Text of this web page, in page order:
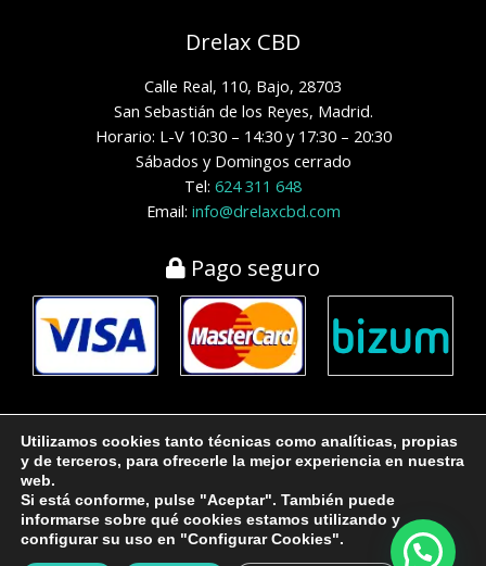
Drelax CBD
Calle Real, 110, Bajo, 28703
San Sebastián de los Reyes, Madrid.
Horario: L-V 10:30 – 14:30 y 17:30 – 20:30
Sábados y Domingos cerrado
Tel: 624 311 648
Email: info@drelaxcbd.com
Pago seguro
Copyright © 2026 | Drelax CBD | Design bySismit
Utilizamos cookies tanto técnicas como analíticas, propias
y de terceros, para ofrecerle la mejor experiencia en nuestra
web.
Si está conforme, pulse "Aceptar". También puede
informarse sobre qué cookies estamos utilizando y
configurar su uso en "Configurar Cookies".